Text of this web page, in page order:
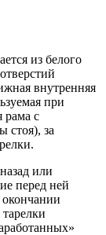
из белого
внутренняя
при
рама с
стоя), за
или
перед ней
окончании